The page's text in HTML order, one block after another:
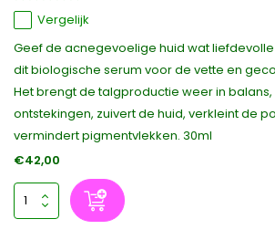
Vergelijk
Geef de acnegevoelige huid wat
dit biologische serum voor de vette en
Het brengt de talgproductie weer in
ontstekingen, zuivert de huid, verkleint de
vermindert pigmentvlekken. 30ml
€42,00